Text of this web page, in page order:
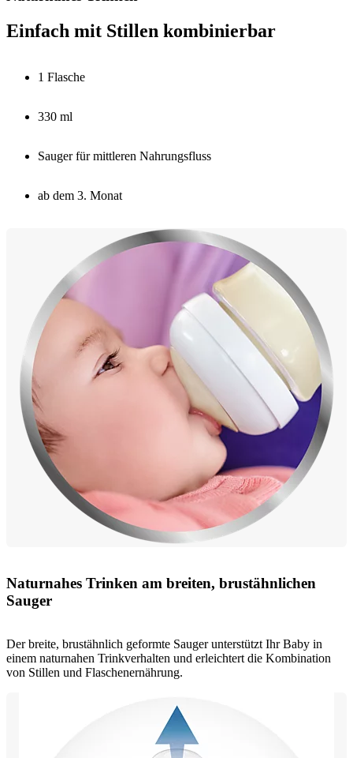
Einfach mit Stillen kombinierbar
1 Flasche
330 ml
Sauger für mittleren Nahrungsfluss
ab dem 3. Monat
Naturnahes Trinken am breiten, brustähnlichen
Sauger
Der breite, brustähnlich geformte Sauger unterstützt Ihr Baby in
einem naturnahen Trinkverhalten und erleichtert die Kombination
von Stillen und Flaschenernährung.